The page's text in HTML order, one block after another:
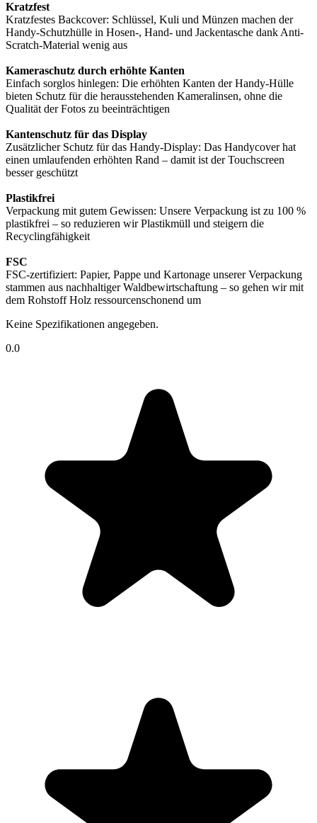
Kratzfest
Kratzfestes Backcover: Schlüssel, Kuli und Münzen machen der
Handy-Schutzhülle in Hosen-, Hand- und Jackentasche dank Anti-
Scratch-Material wenig aus
Kameraschutz durch erhöhte Kanten
Einfach sorglos hinlegen: Die erhöhten Kanten der Handy-Hülle
bieten Schutz für die herausstehenden Kameralinsen, ohne die
Qualität der Fotos zu beeinträchtigen
Kantenschutz für das Display
Zusätzlicher Schutz für das Handy-Display: Das Handycover hat
einen umlaufenden erhöhten Rand – damit ist der Touchscreen
besser geschützt
Plastikfrei
Verpackung mit gutem Gewissen: Unsere Verpackung ist zu 100 %
plastikfrei – so reduzieren wir Plastikmüll und steigern die
Recyclingfähigkeit
FSC
FSC-zertifiziert: Papier, Pappe und Kartonage unserer Verpackung
stammen aus nachhaltiger Waldbewirtschaftung – so gehen wir mit
dem Rohstoff Holz ressourcenschonend um
Keine Spezifikationen angegeben.
0.0